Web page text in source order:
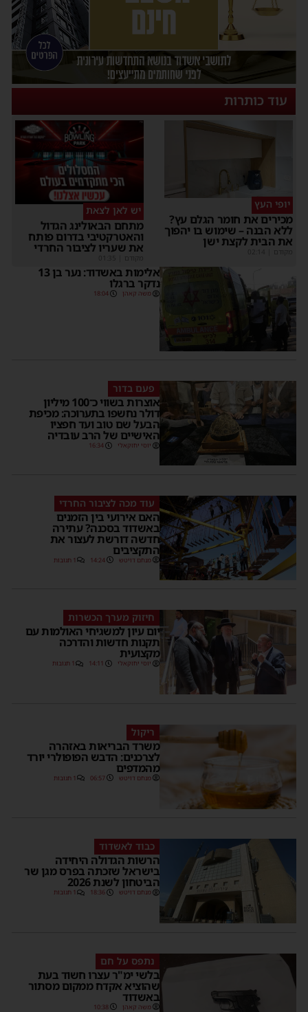
עוד כותרות
יופי העץ
מכירים את חומר הגלם עץ?
ללא הבנה – שימוש בו יהפוך
את הבית לקצת ישן
מקודם
יש לאן לצאת
מתחם הבאולינג הגדול
והאטרקטיבי בדרום פותח
את שעריו לציבור החרדי
מקודם
אלימות באשדוד: נער בן 13
נדקר ברגלו
משה קאהן 18:04
פעם בדור
אוצרות בשווי כ־100 מיליון
דולר נחשפו בתערוכה: מכיפת
הבעל שם טוב ועד חפציו
האישיים של הרב עובדיה
יוסי יחזקאלי 16:34
עוד מכה לציבור החרדי
האם אירועי בין הזמנים
באשדוד בסכנה? עתירה
חדשה דורשת לעצור את
התקציבים
מנחם דויטש 14:24 1 תגובות
חיזוק מערך הכשרות
יום עיון למשגיחי האולמות עם
תקנות חדשות והדרכה
מקצועית
יוסי יחזקאלי 14:11 1 תגובות
ריקול
משרד הבריאות באזהרה
לצרכנים: הדבש הפופולרי יורד
מהמדפים
מנחם דויטש 06:57 1 תגובות
כבוד לאשדוד
הרשות הגדולה היחידה
בישראל שזכתה בפרס מגן שר
הביטחון לשנת 2026
מנחם דויטש 18:36 1 תגובות
נתפס על חם
בלשי ימ"ר עצרו חשוד בעת
שהוציא אקדח ממקום מסתור
באשדוד
משה קאהן 10:38